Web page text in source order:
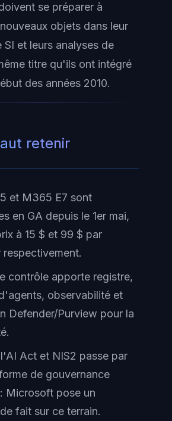
se préparer à
objets dans leur
SI et leurs analyses de
titre qu'ils ont intégré
des années 2010.
retenir
et M365 E7 sont
en GA depuis le 1er mai,
à 15 $ et 99 $ par
respectivement.
contrôle apporte registre,
observabilité et
Defender/Purview pour la
Act et NIS2 passe par
de gouvernance
Microsoft pose un
fait sur ce terrain.